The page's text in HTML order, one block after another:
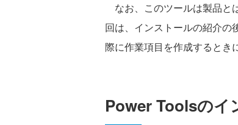
なお、このツールは製品と
回は、インストールの紹介の
際に作業項目を作成するとき
Power Toolsのイ